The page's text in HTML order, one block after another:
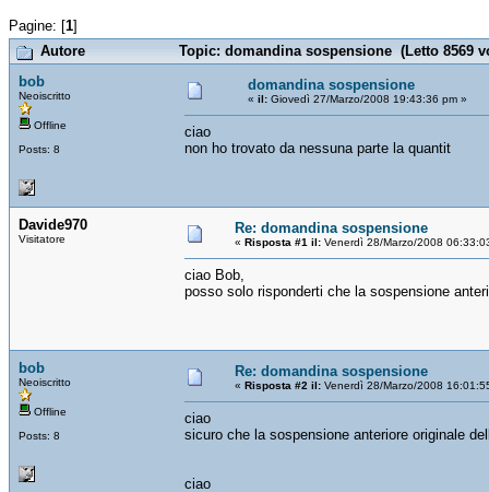
Pagine: [1]
Autore
Topic: domandina sospensione (Letto 8569
bob
Neoiscritto
Offline
Posts: 8
domandina sospensione
« il: Giovedì 27/Marzo/2008 19:43:36 pm »
ciao
non ho trovato da nessuna parte la quantit
Davide970
Visitatore
Re: domandina sospensione
« Risposta #1 il: Venerdì 28/Marzo/2008
ciao Bob,
posso solo risponderti che la sospensione
bob
Neoiscritto
Offline
Posts: 8
Re: domandina sospensione
« Risposta #2 il: Venerdì 28/Marzo/2008
ciao
sicuro che la sospensione anteriore originale
ciao